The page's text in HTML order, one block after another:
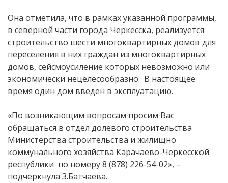
Она отметила, что в рамках указанной программы,
в северной части города Черкесска, реализуется
строительство шести многоквартирных домов для
переселения в них граждан из многоквартирных
домов, сейсмоусиление которых невозможно или
экономически нецелесообразно. В настоящее
время один дом введен в эксплуатацию.
«По возникающим вопросам просим Вас
обращаться в отдел долевого строительства
Министерства строительства и жилищно
коммунального хозяйства Карачаево-Черкесской
республики по номеру 8 (878) 226-54-02», –
подчеркнула З.Батчаева.